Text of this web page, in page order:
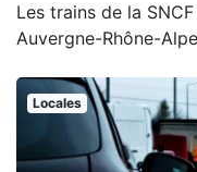
Les trains de la
Auvergne-Rhône-
Locales